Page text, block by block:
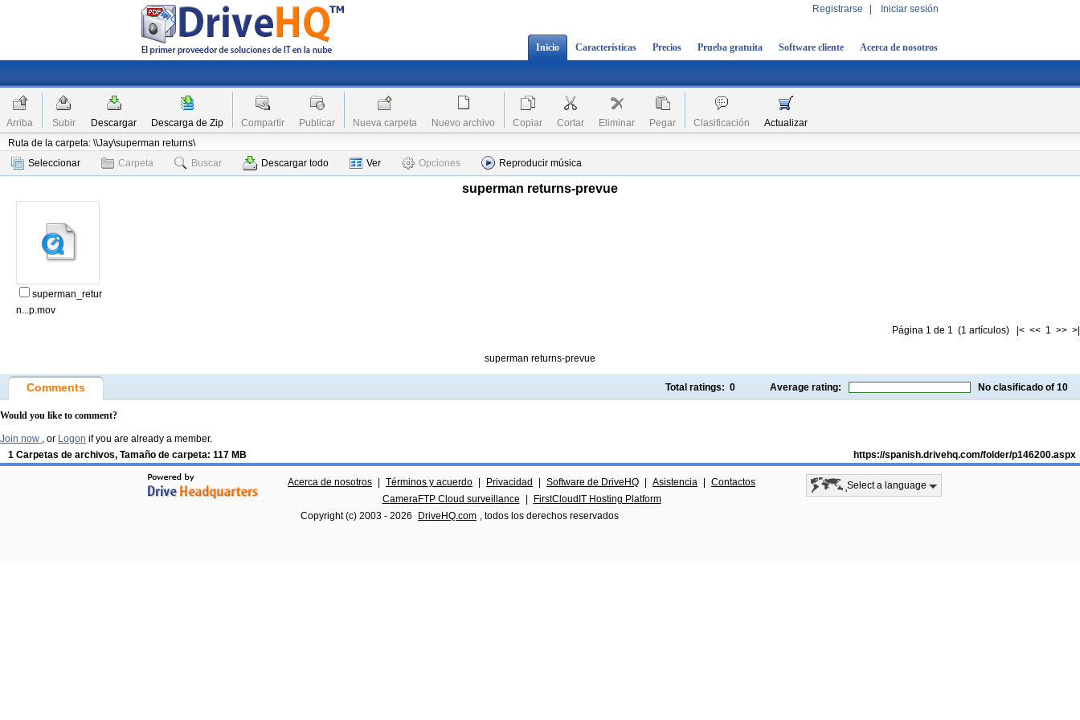
Registrarse Iniciar sesión
Inicio Características Precios Prueba gratuita Software cliente Acerca de nosotros
Arriba Subir Descargar Descarga de Zip Compartir Publicar Nueva carpeta Nuevo archivo Copiar Cortar Eliminar Pegar Clasificación
Actualizar
Ruta de la carpeta: \\Jay\superman returns\
Seleccionar
Carpeta Buscar Descargar todo Ver Opciones Reproducir música
superman returns-prevue
superman_retur
n...p.mov
Página 1 de 1 (1 artículos) |< << 1 >> >|
superman returns-prevue
Comments Total ratings: 0 Average rating: No clasificado of 10
Would you like to comment?
Join now , or Logon if you are already a member.
1 Carpetas de archivos, Tamaño de carpeta: 117 MB
https://spanish.drivehq.com/folder/p146200.aspx
Acerca de nosotros Términos y acuerdo Privacidad Software de DriveHQ Asistencia
Contactos
CameraFTP Cloud surveillance
FirstCloudIT Hosting Platform
Copyright (c) 2003 - 2026 DriveHQ.com , todos los derechos reservados
Select a language